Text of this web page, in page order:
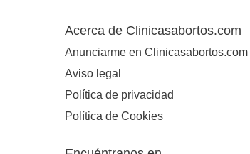
Acerca de Clinicasabortos.com
Anunciarme en Clinicasabortos.com
Aviso legal
Política de privacidad
Política de Cookies